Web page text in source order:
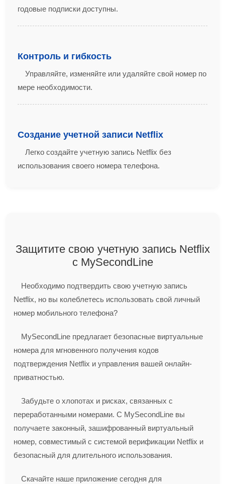
годовые подписки доступны.
Контроль и гибкость
Управляйте, изменяйте или удаляйте свой номер по
мере необходимости.
Создание учетной записи Netflix
Легко создайте учетную запись Netflix без
использования своего номера телефона.
Защитите свою учетную запись Netflix
с MySecondLine
Необходимо подтвердить свою учетную запись
Netflix, но вы колеблетесь использовать свой личный
номер мобильного телефона?
MySecondLine предлагает безопасные виртуальные
номера для мгновенного получения кодов
подтверждения Netflix и управления вашей онлайн-
приватностью.
Забудьте о хлопотах и рисках, связанных с
переработанными номерами. С MySecondLine вы
получаете законный, зашифрованный виртуальный
номер, совместимый с системой верификации Netflix и
безопасный для длительного использования.
Скачайте наше приложение сегодня для